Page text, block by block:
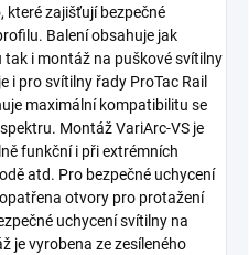
které zajišťují bezpečné
Balení obsahuje jak
i montáž na puškové svítilny
i pro svítilny řady ProTac Rail
maximální kompatibilitu se
Montáž VariArc-VS je
funkční i při extrémních
atd. Pro bezpečné uchycení
otvory pro protažení
uchycení svítilny na
je vyrobena ze zesíleného